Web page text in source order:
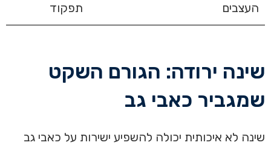
העצבים
תפקוד
שינה ירודה: הגורם השקט
שמגביר כאבי גב
שינה לא איכותית יכולה להשפיע ישירות על כאבי גב